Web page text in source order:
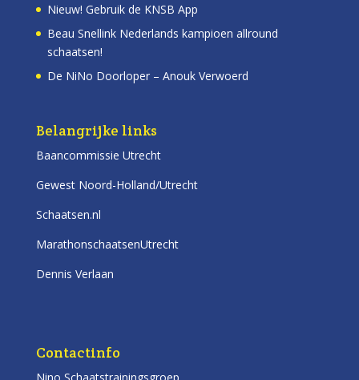
Nieuw! Gebruik de KNSB App
Beau Snellink Nederlands kampioen allround
schaatsen!
De NiNo Doorloper – Anouk Verwoerd
Belangrijke links
Baancommissie Utrecht
Gewest Noord-Holland/Utrecht
Schaatsen.nl
MarathonschaatsenUtrecht
Dennis Verlaan
Contactinfo